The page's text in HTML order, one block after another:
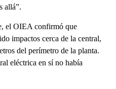
allá”.
el OIEA confirmó que
impactos cerca de la central,
del perímetro de la planta.
eléctrica en sí no había